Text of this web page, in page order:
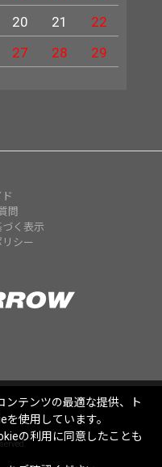
20 21
22
27 28
29
問
く表示
シー
ンテンツの最適な提供、ト
使用しています。
の利用に同意したことも